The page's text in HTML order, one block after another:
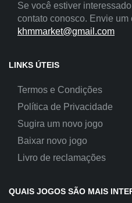
Se você estiver
contato conosco. Envie
khmmarket@gmail.com
LINKS ÚTEIS
Termos e Condições
Política de Privacidade
Sugira um novo jogo
Baixar novo jogo
Livro de reclamações
QUAIS JOGOS SÃO MAIS